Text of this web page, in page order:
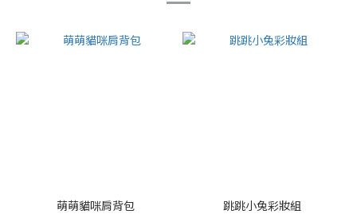
萌萌貓咪肩背包 跳跳小兔彩妝組